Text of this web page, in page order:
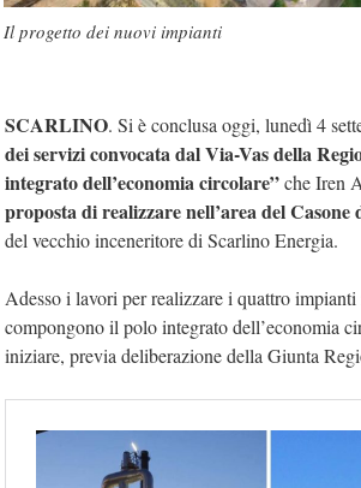
Il progetto dei nuovi impianti
SCARLINO. Si è conclusa oggi, lunedì 4
dei servizi convocata dal Via-Vas della
integrato dell’economia circolare”che Iren
proposta di realizzare nell’area del Casone
del vecchio inceneritore di Scarlino Energia.
Adesso i lavori per realizzare i quattro
compongono il polo integrato dell’economia
iniziare, previa deliberazione della Giunta